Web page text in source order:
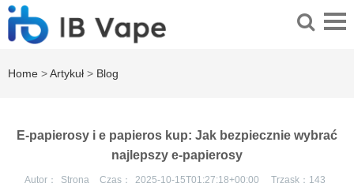
Home >Artykuł > Blog
E-papierosy i e papieros kup: Jak bezpiecznie wybrać
najlepszy e-papierosy
Autor： Strona Czas： 2025-10-15T01:27:18+00:00 Trzask： 143